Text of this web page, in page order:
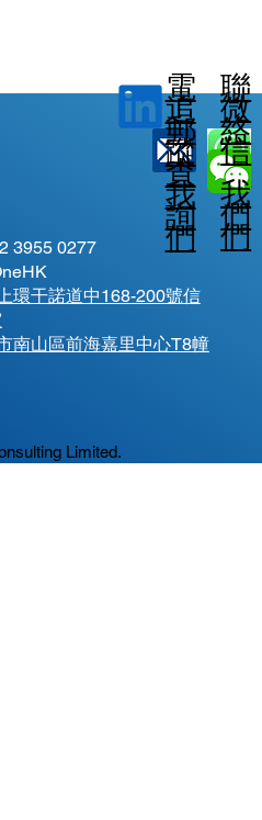
Limited.
3955 0277
環干諾道中168-200號信
南山區前海嘉里中心T8幢
電
郵
查
詢
追
蹤
我
們
聯
絡
我
們
微
信
我
們